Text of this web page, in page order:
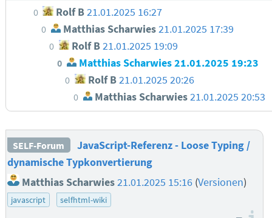
0 Rolf B21.01.2025 16:27
0 Matthias Scharwies 21.01.2025 17:39
0 Rolf B 21.01.2025 19:09
0 Matthias Scharwies21.01.2025 19:23
0 Rolf B21.01.2025 20:26
0 Matthias Scharwies21.01.2025 20:53
SELF-Forum
JavaScript-Referenz - Loose Typing /
dynamische Typkonvertierung
Matthias Scharwies 21.01.2025 15:16 (Versionen)
javascript selfhtml-wiki